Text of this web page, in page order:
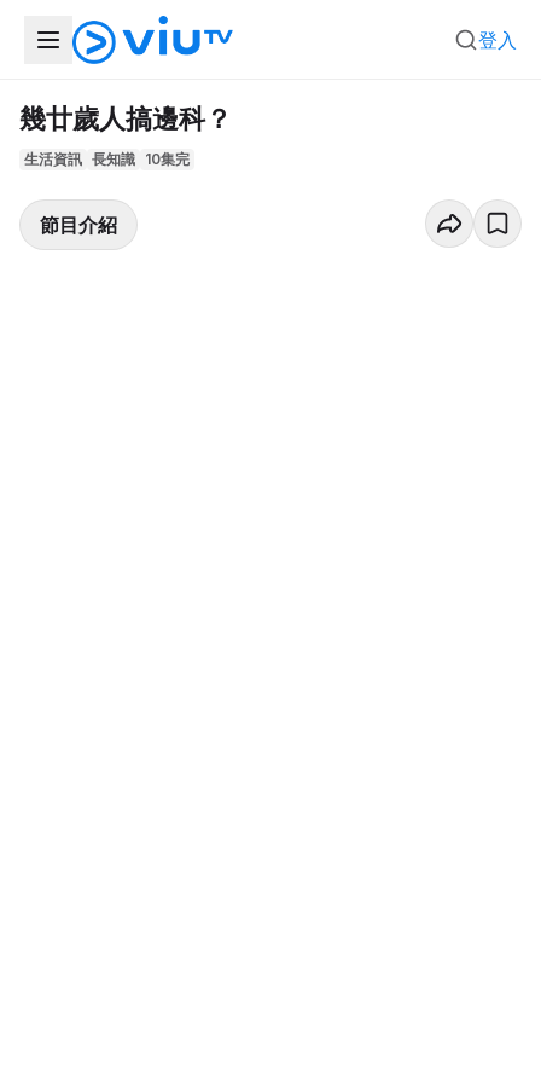
登入
幾廿歲人搞邊科？
生活資訊 長知識 10集完
節目介紹